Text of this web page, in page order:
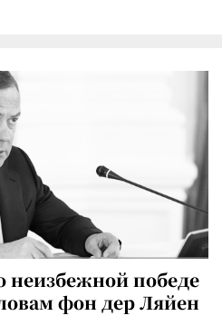
неизбежной победе
фон дер Ляйен